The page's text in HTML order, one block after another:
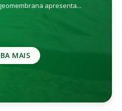
apresenta...
MAIS